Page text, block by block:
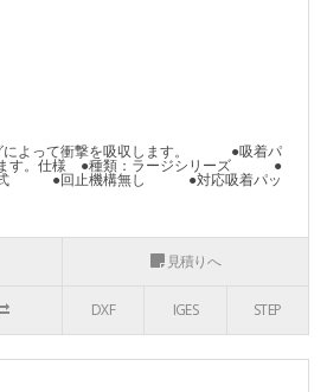
によって衝撃を吸収します。 ●吸着パ
ます。仕様 ●種類：ラージシリーズ ●
止式 ●回止機構無し ●対応吸着パッ
見積りへ
DXF IGES STEP